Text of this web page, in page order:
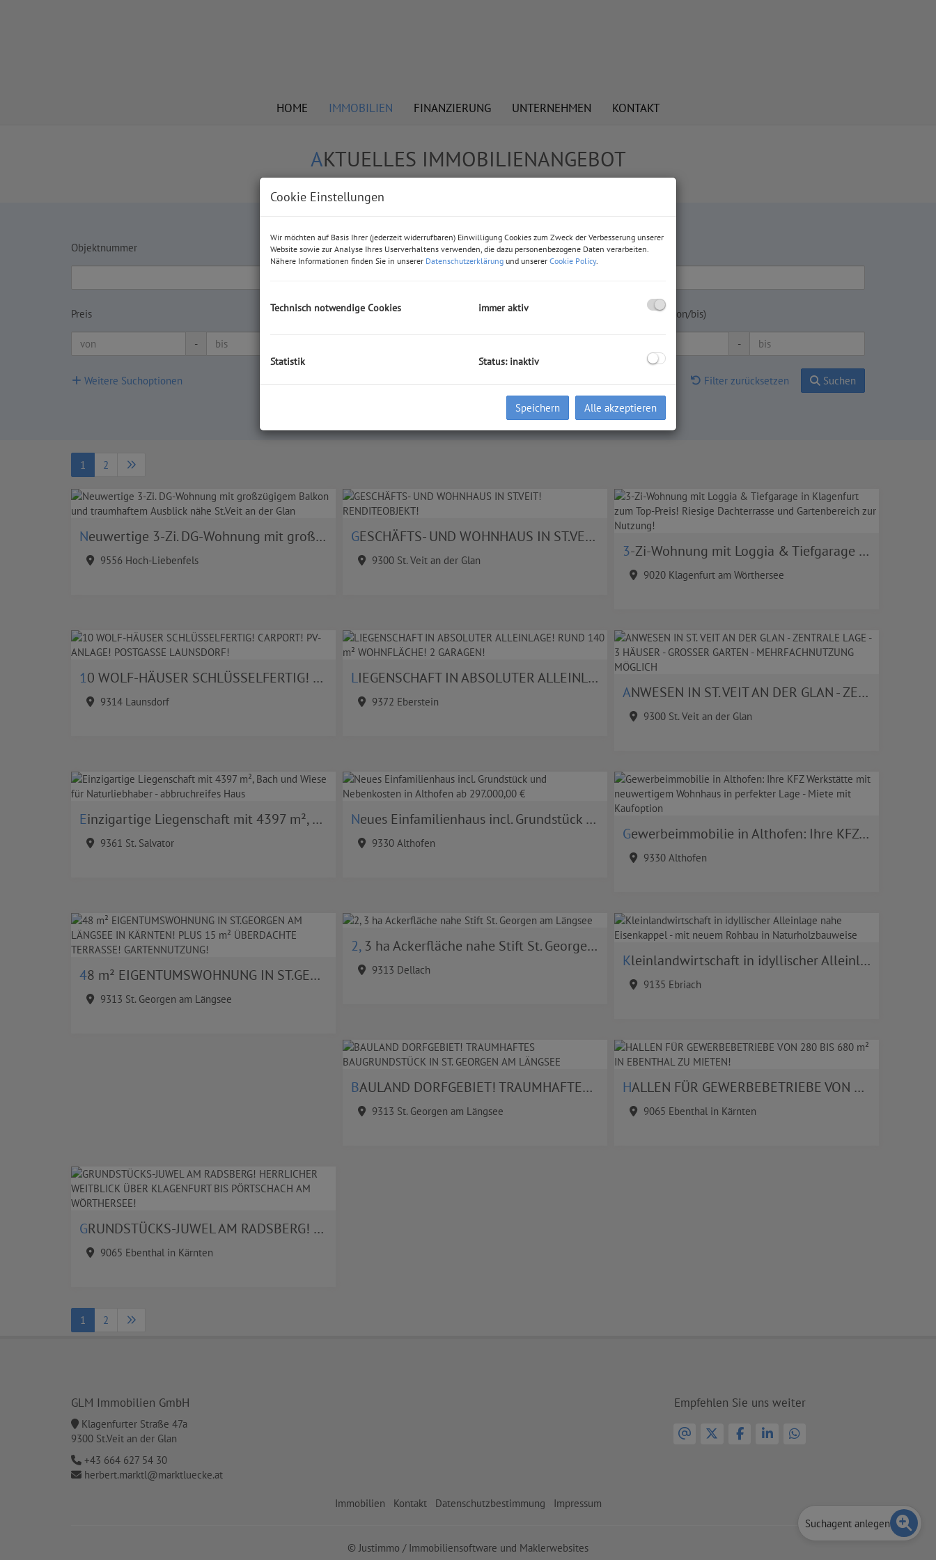
HOME IMMOBILIEN FINANZIERUNG UNTERNEHMEN KONTAKT
AKTUELLES IMMOBILIENANGEBOT
Objektnummer Vermarktungsart Objektart
Preis
-
Zimmer Wohnfläche (von/bis)
-
Weitere Suchoptionen Filter zurücksetzen Suchen
1 2
Neuwertige 3-Zi. DG-Wohnung mit großzügigem Balkon und traumhaftem Ausblick nähe St.Veit an der Glan
9556 Hoch-Liebenfels
GESCHÄFTS- UND WOHNHAUS IN ST.VEIT! RENDITEOBJEKT!
9300 St. Veit an der Glan
3-Zi-Wohnung mit Loggia & Tiefgarage in Klagenfurt zum Top-Preis! Riesige Dachterrasse und Gartenbereich zur Nutzung!
9020 Klagenfurt am Wörthersee
10 WOLF-HÄUSER SCHLÜSSELFERTIG! CARPORT! PV-ANLAGE! POSTGASSE LAUNSDORF!
9314 Launsdorf
LIEGENSCHAFT IN ABSOLUTER ALLEINLAGE! RUND 140 m² WOHNFLÄCHE! 2 GARAGEN!
9372 Eberstein
ANWESEN IN ST. VEIT AN DER GLAN - ZENTRALE LAGE - 3 HÄUSER - GROSSER GARTEN - MEHRFACHNUTZUNG MÖGLICH
9300 St. Veit an der Glan
Einzigartige Liegenschaft mit 4397 m², Bach und Wiese für Naturliebhaber - abbruchreifes Haus
9361 St. Salvator
Neues Einfamilienhaus incl. Grundstück und Nebenkosten in Althofen ab 297.000,00 €
9330 Althofen
Gewerbeimmobilie in Althofen: Ihre KFZ Werkstätte mit neuwertigem Wohnhaus in perfekter Lage - Miete mit Kaufoption
9330 Althofen
48 m² EIGENTUMSWOHNUNG IN ST.GEORGEN AM LÄNGSEE IN KÄRNTEN! PLUS 15 m² ÜBERDACHTE TERRASSE! GARTENNUTZUNG!
9313 St. Georgen am Längsee
2, 3 ha Ackerfläche nahe Stift St. Georgen am Längsee
9313 Dellach
Kleinlandwirtschaft in idyllischer Alleinlage nahe Eisenkappel - mit neuem Rohbau in Naturholzbauweise
9135 Ebriach
BAULAND DORFGEBIET! TRAUMHAFTES BAUGRUNDSTÜCK IN ST. GEORGEN AM LÄNGSEE
9313 St. Georgen am Längsee
HALLEN FÜR GEWERBEBETRIEBE VON 280 BIS 680 m² IN EBENTHAL ZU MIETEN!
9065 Ebenthal in Kärnten
GRUNDSTÜCKS-JUWEL AM RADSBERG! HERRLICHER WEITBLICK ÜBER KLAGENFURT BIS PÖRTSCHACH AM WÖRTHERSEE!
9065 Ebenthal in Kärnten
1 2
GLM Immobilien GmbH
Klagenfurter Straße 47a
9300 St.Veit an der Glan
+43 664 627 54 30
herbert.marktl@marktluecke.at
Empfehlen Sie uns weiter
Immobilien Kontakt Datenschutzbestimmung Impressum
© Justimmo / Immobiliensoftware und Maklerwebsites
Suchagent anlegen
Cookie Einstellungen
Wir möchten auf Basis Ihrer (jederzeit widerrufbaren) Einwilligung Cookies zum Zweck der Verbesserung unserer
Website sowie zur Analyse Ihres Userverhaltens verwenden, die dazu personenbezogene Daten verarbeiten.
Nähere Informationen finden Sie in unserer Datenschutzerklärung und unserer Cookie Policy.
Technisch notwendige Cookies immer aktiv
Statistik Status: inaktiv
Speichern Alle akzeptieren